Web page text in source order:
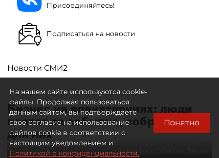
Присоединяйтесь!
Подписаться на новости
Новости СМИ2
Бизнес на впечатлениях: люди
платят за событие, собранное
для них
Автор фото:
На нашем сайте используются cookie-
файлы. Продолжая пользоваться
данным сайтом, вы подтверждаете
свое согласие на использование
файлов cookie в соответствии с
настоящим уведомлением и
Политикой о конфиденциальности.
Понятно